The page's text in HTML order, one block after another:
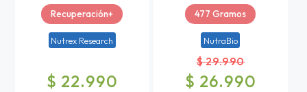
Recuperación+
Nutrex Research
$ 22.990
477 Gramos
NutraBio
$ 29.990
$ 26.990